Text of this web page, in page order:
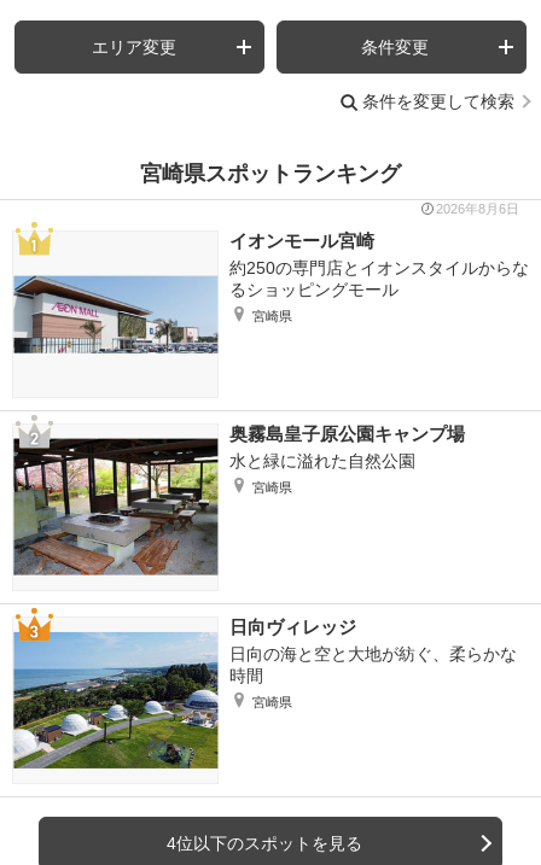
エリア変更 条件変更
条件を変更して検索
宮崎県スポットランキング
2026年8月6日
イオンモール宮崎
約250の専門店とイオンスタイルからな
るショッピングモール
宮崎県
奥霧島皇子原公園キャンプ場
水と緑に溢れた自然公園
宮崎県
日向ヴィレッジ
日向の海と空と大地が紡ぐ、柔らかな
時間
宮崎県
4位以下のスポットを見る